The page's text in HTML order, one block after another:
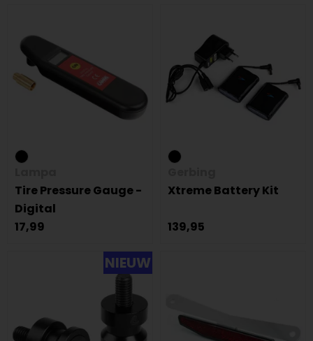
Tire Pressure Gauge -
Digital
17,99
Xtreme Battery Kit
139,95
NIEUW